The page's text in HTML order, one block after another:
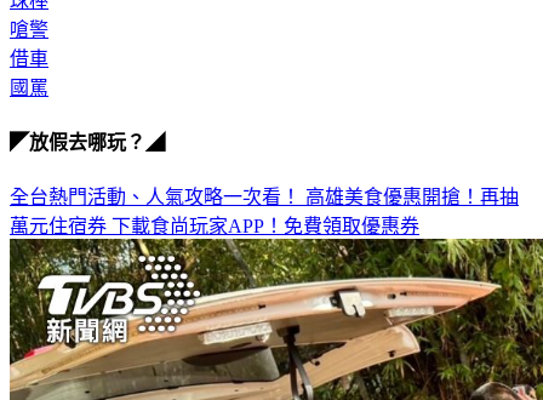
嗆警
借車
國罵
◤放假去哪玩？◢
全台熱門活動、人氣攻略一次看！ 高雄美食優惠開搶！再抽
萬元住宿券 下載食尚玩家APP！免費領取優惠券